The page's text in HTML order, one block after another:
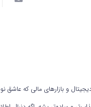
در حوزه ارزهای دیجیتال و بازارهای